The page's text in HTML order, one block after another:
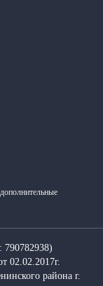
02.02.2017г.
района г.